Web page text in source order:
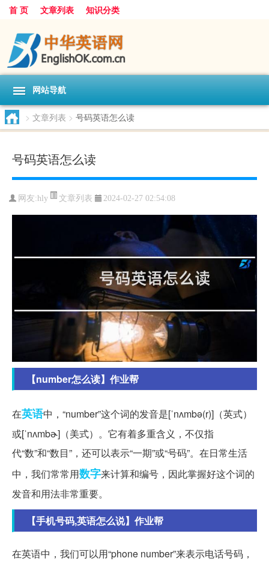
首 页 文章列表 知识分类
网站导航
> 文章列表 > 号码英语怎么读
号码英语怎么读
网友:hly 文章列表 2024-02-27 02:54:08
【number怎么读】作业帮
在英语中，“number”这个词的发音是[ˈnʌmbə(r)]（英式）
或[ˈnʌmbɚ]（美式）。它有着多重含义，不仅指
代“数”和“数目”，还可以表示“一期”或“号码”。在日常生活
中，我们常常用数字来计算和编号，因此掌握好这个词的
发音和用法非常重要。
【手机号码,英语怎么说】作业帮
在英语中，我们可以用“phone number”来表示电话号码，